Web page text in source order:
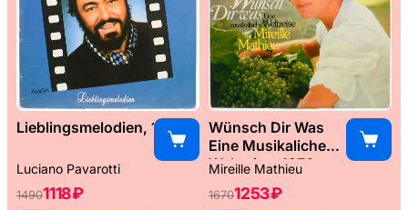
Lieblingsmelodien, 1989
Luciano Pavarotti
14901118 ₽
Wünsch Dir Was
Eine Musikaliche
Weltreise, 1976
Mireille Mathieu
16701253 ₽